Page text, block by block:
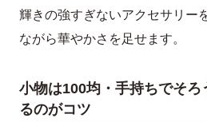
輝きの強すぎないアクセサリー
ながら華やかさを足せます。
小物は100均・手持ちでそろ
るのがコツ